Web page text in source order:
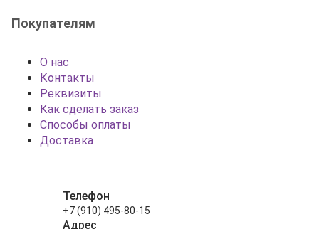
Покупателям
О нас
Контакты
Реквизиты
Как сделать заказ
Способы оплаты
Доставка
Телефон
+7 (910) 495-80-15
Адрес